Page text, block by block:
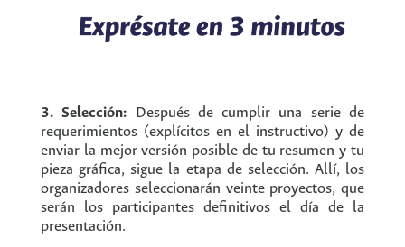
3. Selección: Después de cumplir una serie de
requerimientos (explícitos en el instructivo) y de
enviar la mejor versión posible de tu resumen y tu
pieza gráfica, sigue la etapa de selección. Allí, los
organizadores seleccionarán veinte proyectos, que
serán los participantes definitivos el día de la
presentación.